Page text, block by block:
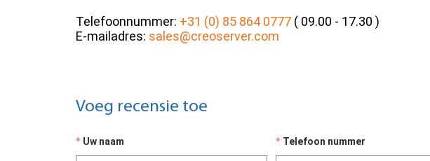
Telefoonnummer: +31 (0) 85 864 0777 ( 09.00 - 17.30 )
E-mailadres: sales@creoserver.com
Voeg recensie toe
Uw naam Telefoon nummer